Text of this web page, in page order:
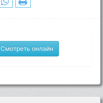
Смотреть онлайн